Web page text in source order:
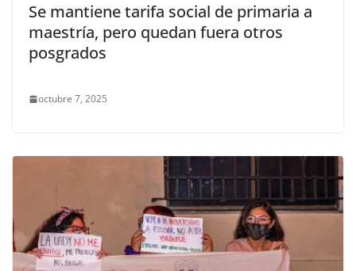
Se mantiene tarifa social de primaria a
maestría, pero quedan fuera otros
posgrados
octubre 7, 2025